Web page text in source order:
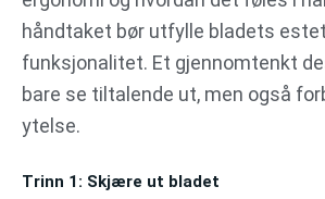
håndtaket bør utfylle bladets
funksjonalitet. Et gjennomtenkt
bare se tiltalende ut, men også
ytelse.
Trinn 1: Skjære ut bladet